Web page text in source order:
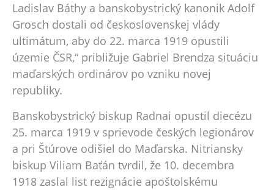
Ladislav Báthy a banskobystrický kanonik Adolf
Grosch dostali od československej vlády
ultimátum, aby do 22. marca 1919 opustili
územie ČSR,“ približuje Gabriel Brendza situáciu
maďarských ordinárov po vzniku novej
republiky.
Banskobystrický biskup Radnai opustil diecézu
25. marca 1919 v sprievode českých legionárov
a pri Štúrove odišiel do Maďarska. Nitriansky
biskup Viliam Baťán tvrdil, že 10. decembra
1918 zaslal list rezignácie apoštolskému